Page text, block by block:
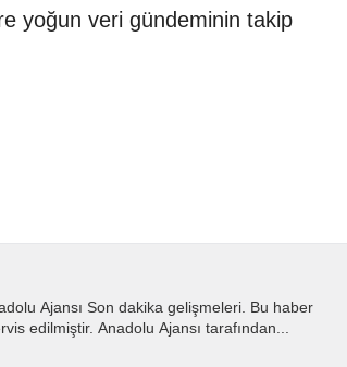
yoğun veri gündeminin takip
Ajansı Son dakika gelişmeleri. Bu haber
edilmiştir. Anadolu Ajansı tarafından...